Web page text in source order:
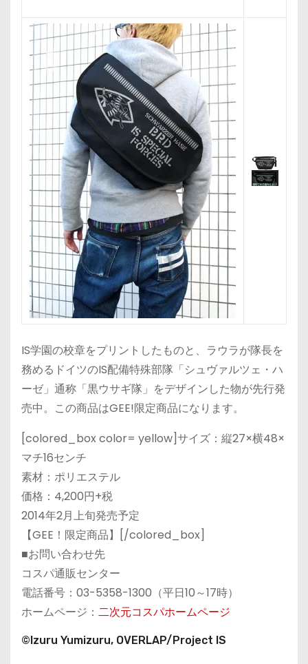
IS学園の校章をプリントしたものと、ラウラが隊長を
務めるドイツのIS配備特殊部隊「シュヴァルツェ・ハ
ーゼ」通称「黒ウサギ隊」をデザインした物が先行発
売中。この商品はGEE!限定商品になります。
[colored_box color= yellow]サイズ：縦27×横48×
マチ16センチ
素材：ポリエステル
価格：4,200円+税
2014年2月上旬発売予定
【GEE！限定商品】[/colored_box]
■お問い合わせ先
コスパ通販センター
電話番号：03-5358-1300（平日10～17時）
ホームページ： 二次元コスパホームページ
©Izuru Yumizuru, OVERLAP/Project IS